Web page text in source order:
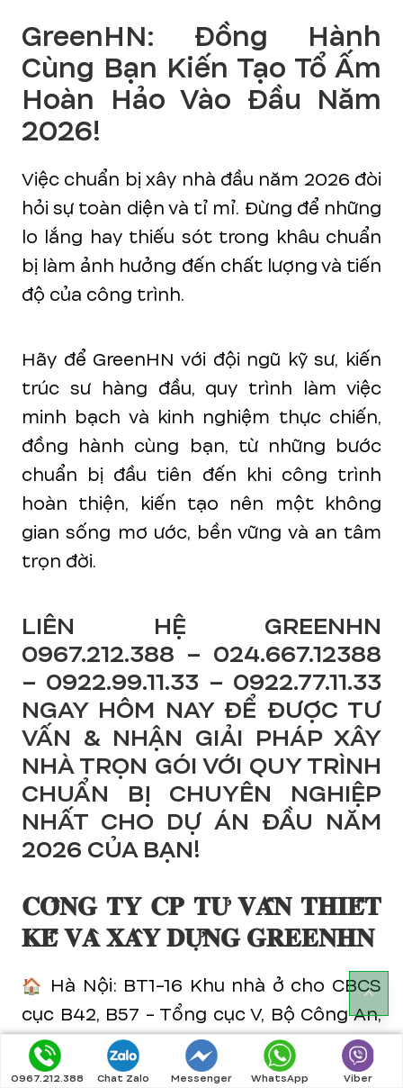
GreenHN: Đồng Hành
Cùng Bạn Kiến Tạo Tổ Ấm
Hoàn Hảo Vào Đầu Năm
2026!
Việc chuẩn bị xây nhà đầu năm 2026 đòi
hỏi sự toàn diện và tỉ mỉ. Đừng để những
lo lắng hay thiếu sót trong khâu chuẩn
bị làm ảnh hưởng đến chất lượng và tiến
độ của công trình.
Hãy để GreenHN với đội ngũ kỹ sư, kiến
trúc sư hàng đầu, quy trình làm việc
minh bạch và kinh nghiệm thực chiến,
đồng hành cùng bạn, từ những bước
chuẩn bị đầu tiên đến khi công trình
hoàn thiện, kiến tạo nên một không
gian sống mơ ước, bền vững và an tâm
trọn đời.
LIÊN HỆ GREENHN
0967.212.388 – 024.667.12388
– 0922.99.11.33 – 0922.77.11.33
NGAY HÔM NAY ĐỂ ĐƯỢC TƯ
VẤN & NHẬN GIẢI PHÁP XÂY
NHÀ TRỌN GÓI VỚI QUY TRÌNH
CHUẨN BỊ CHUYÊN NGHIỆP
NHẤT CHO DỰ ÁN ĐẦU NĂM
2026 CỦA BẠN!
𝐂𝐎̂𝐍𝐆 𝐓𝐘 𝐂𝐏 𝐓𝐔̛ 𝐕𝐀̂́𝐍 𝐓𝐇𝐈𝐄̂́𝐓
𝐊𝐄̂́ 𝐕𝐀̀ 𝐗𝐀̂𝐘 𝐃𝐔̛̣𝐍𝐆 𝐆𝐑𝐄𝐄𝐍𝐇𝐍
🏠 Hà Nội: BT1-16 Khu nhà ở cho CBCS
cục B42, B57 - Tổng cục V, Bộ Công An,
Phường Thanh Liệt, TP. Hà Nội
0967.212.388 Chat Zalo Messenger WhatsApp Viber